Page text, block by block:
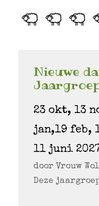
Nieuwe
23 okt, 13
jan,19 feb,
11 juni
door Vrouw
Deze